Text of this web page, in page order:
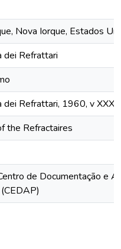
Nova Iorque, Estados
dei Refrattari
dei Refrattari, 1960, v
the Refractaires
de Documentação e